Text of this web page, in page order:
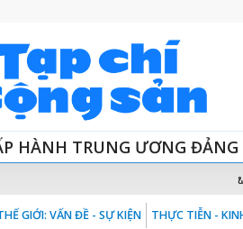
HÀNH TRUNG ƯƠNG
GIỚI: VẤN ĐỀ - SỰ KIỆN THỰC TIỄN -